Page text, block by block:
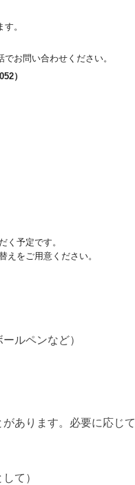
。
お問い合わせください。
）
く予定です。
をご用意ください。
ルペンなど）
あります。必要に応じて
て）